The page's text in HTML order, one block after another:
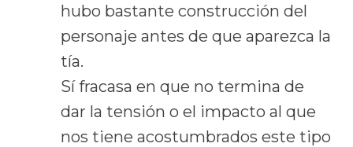
hubo bastante construcción del
personaje antes de que aparezca la
tía.
Sí fracasa en que no termina de
dar la tensión o el impacto al que
nos tiene acostumbrados este tipo